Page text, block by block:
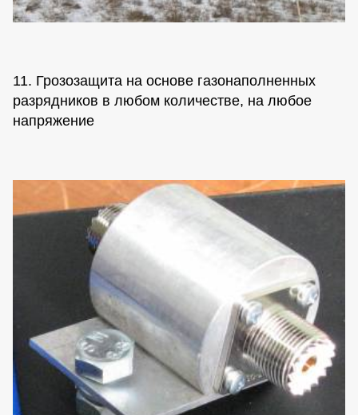
11. Грозозащита на основе газонаполненных
разрядников в любом количестве, на любое
напряжение